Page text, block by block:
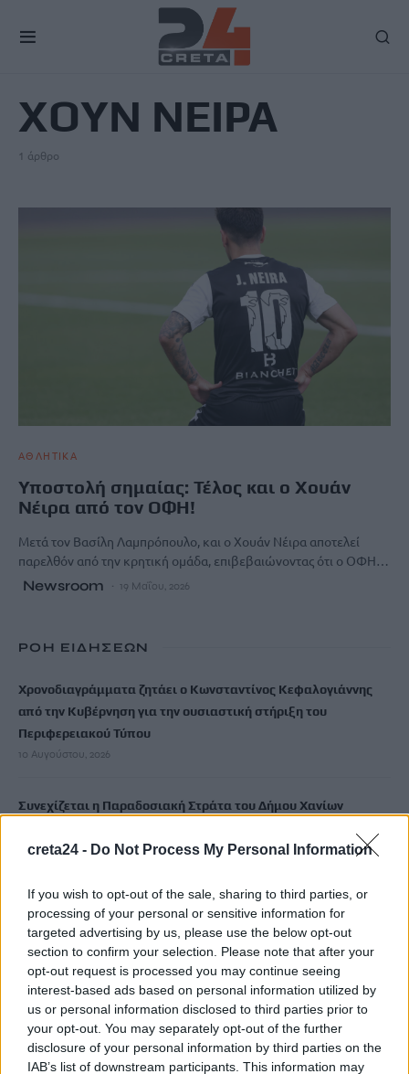
creta24 - Do Not Process My Personal Information
If you wish to opt-out of the sale, sharing to third parties, or
processing of your personal or sensitive information for
targeted advertising by us, please use the below opt-out
section to confirm your selection. Please note that after your
opt-out request is processed you may continue seeing
interest-based ads based on personal information utilized by
us or personal information disclosed to third parties prior to
your opt-out. You may separately opt-out of the further
disclosure of your personal information by third parties on the
IAB’s list of downstream participants. This information may
ΧΟΥΝ ΝΕΙΡΑ
1 άρθρο
ΑΘΛΗΤΙΚΑ
Υποστολή σημαίας: Τέλος και ο Χουάν
Νέιρα από τον ΟΦΗ!
Μετά τον Βασίλη Λαμπρόπουλο, και ο Χουάν Νέιρα αποτελεί
παρελθόν από την κρητική ομάδα, επιβεβαιώνοντας ότι ο ΟΦΗ…
Newsroom 19 Μαΐου, 2026
ΡΟΗ ΕΙΔΗΣΕΩΝ
Χρονοδιαγράμματα ζητάει ο Κωνσταντίνος Κεφαλογιάννης
από την Κυβέρνηση για την ουσιαστική στήριξη του
Περιφερειακού Τύπου
10 Αυγούστου, 2026
Συνεχίζεται η Παραδοσιακή Στράτα του Δήμου Χανίων
της Ευρώπης
10 Αυγούστου, 2026
ΟΦΗ: Νέα παράταση στα εισιτήρια διαρκείας – Μέχρι τις 16
Αυγούστου η διάθεση
10 Αυγούστου, 2026
Ο Λούκα Γκουαντανίνο θα τιμηθεί στο Φεστιβάλ Βενετίας για